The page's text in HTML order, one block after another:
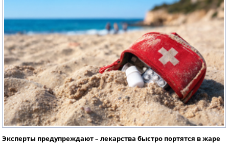
Эксперты предупреждают – лекарства быстро портятся в жаре